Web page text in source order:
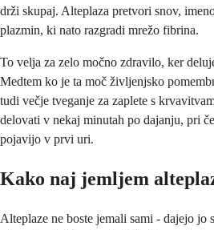
drži skupaj. Alteplaza pretvori snov,
plazmin, ki nato razgradi mrežo fibrina.
To velja za zelo močno zdravilo, ker
Medtem ko je ta moč življenjsko
tudi večje tveganje za zaplete s
delovati v nekaj minutah po dajanju, pri
pojavijo v prvi uri.
Kako naj jemljem
Alteplaze ne boste jemali sami - dajejo jo